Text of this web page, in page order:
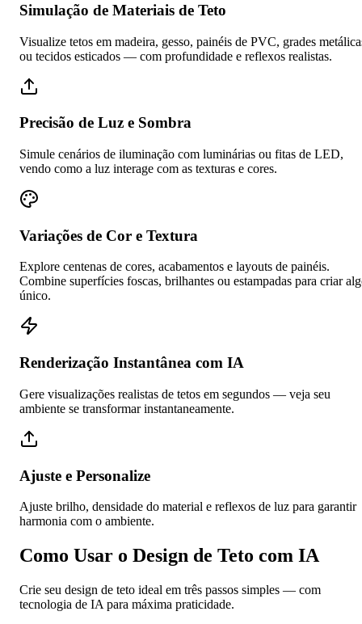
Simulação de Materiais de Teto
Visualize tetos em madeira, gesso, painéis de PVC, grades
ou tecidos esticados — com profundidade e reflexos realistas.
Precisão de Luz e Sombra
Simule cenários de iluminação com luminárias ou fitas de LED,
vendo como a luz interage com as texturas e cores.
Variações de Cor e Textura
Explore centenas de cores, acabamentos e layouts de painéis.
Combine superfícies foscas, brilhantes ou estampadas para criar
único.
Renderização Instantânea com IA
Gere visualizações realistas de tetos em segundos — veja seu
ambiente se transformar instantaneamente.
Ajuste e Personalize
Ajuste brilho, densidade do material e reflexos de luz para garantir
harmonia com o ambiente.
Como Usar o Design de Teto com IA
Crie seu design de teto ideal em três passos simples — com
tecnologia de IA para máxima praticidade.